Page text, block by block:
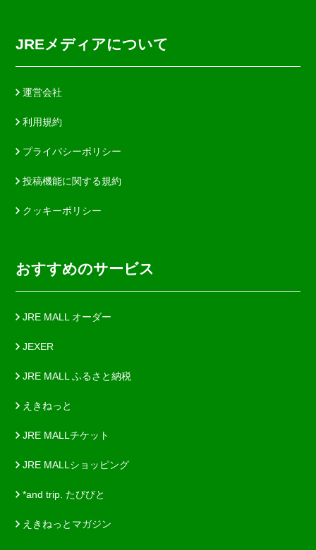
JREメディアについて
運営会社
利用規約
プライバシーポリシー
投稿機能に関する規約
クッキーポリシー
おすすめのサービス
JRE MALL オーダー
JEXER
JRE MALL ふるさと納税
えきねっと
JRE MALLチケット
JRE MALLショッピング
*and trip. たびびと
えきねっとマガジン